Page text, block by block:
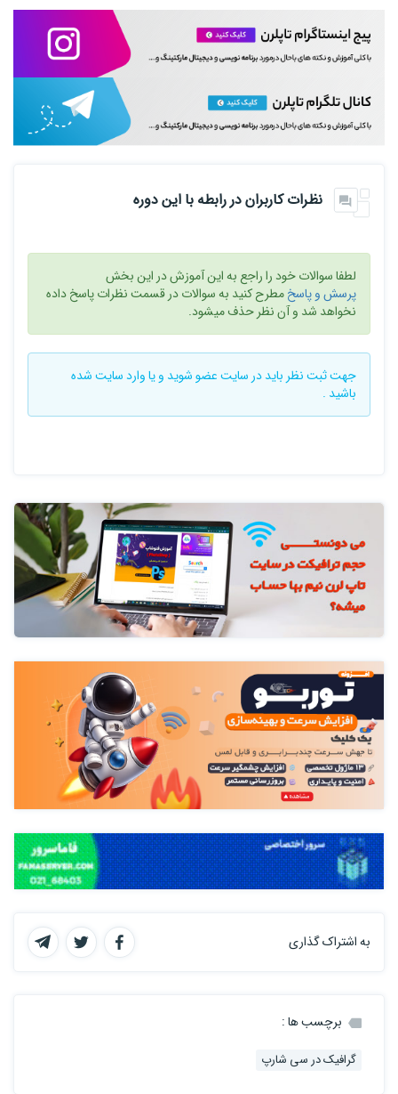
نظرات کاربران در رابطه با این دوره
لطفا سوالات خود را راجع به این آموزش در این بخش
پرسش و پاسخمطرح کنید به سوالات در قسمت نظرات پاسخ داده
نخواهد شد و آن نظر حذف میشود.
جهت ثبت نظر باید در سایتعضو شوید و یاوارد سایتشده
باشید .
به اشتراک گذاری
برچسب ها :
گرافیک در سی شارپ